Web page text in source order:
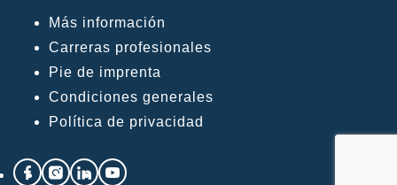
Más información
Carreras profesionales
Pie de imprenta
Condiciones generales
Política de privacidad